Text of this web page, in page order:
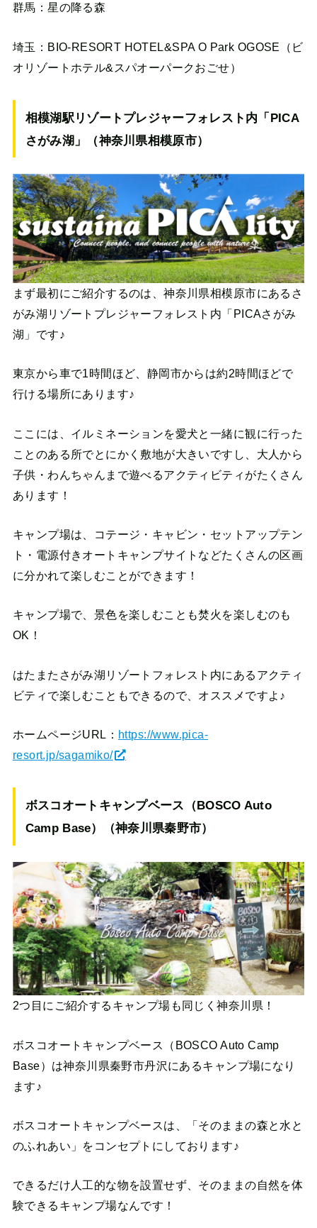
群馬：星の降る森
埼玉：BIO-RESORT HOTEL&SPA O Park OGOSE（ビ
オリゾートホテル&スパオーパークおごせ）
相模湖駅リゾートプレジャーフォレスト内「PICA
さがみ湖」（神奈川県相模原市）
まず最初にご紹介するのは、神奈川県相模原市にあるさ
がみ湖リゾートプレジャーフォレスト内「PICAさがみ
湖」です♪
東京から車で1時間ほど、静岡市からは約2時間ほどで
行ける場所にあります♪
ここには、イルミネーションを愛犬と一緒に観に行った
ことのある所でとにかく敷地が大きいですし、大人から
子供・わんちゃんまで遊べるアクティビティがたくさん
あります！
キャンプ場は、コテージ・キャビン・セットアップテン
ト・電源付きオートキャンプサイトなどたくさんの区画
に分かれて楽しむことができます！
キャンプ場で、景色を楽しむことも焚火を楽しむのも
OK！
はたまたさがみ湖リゾートフォレスト内にあるアクティ
ビティで楽しむこともできるので、オススメですよ♪
ホームページURL： https://www.pica-
resort.jp/sagamiko/
ボスコオートキャンプベース（BOSCO Auto
Camp Base）（神奈川県秦野市）
2つ目にご紹介するキャンプ場も同じく神奈川県！
ボスコオートキャンプベース（BOSCO Auto Camp
Base）は神奈川県秦野市丹沢にあるキャンプ場になり
ます♪
ボスコオートキャンプベースは、「そのままの森と水と
のふれあい」をコンセプトにしております♪
できるだけ人工的な物を設置せず、そのままの自然を体
験できるキャンプ場なんです！